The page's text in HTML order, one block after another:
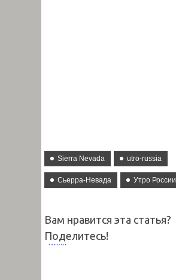
Sierra Nevada utro-russia
Сьерра-Невада Утро России
Вам нравится эта статья?
Поделитесь!
Tweet